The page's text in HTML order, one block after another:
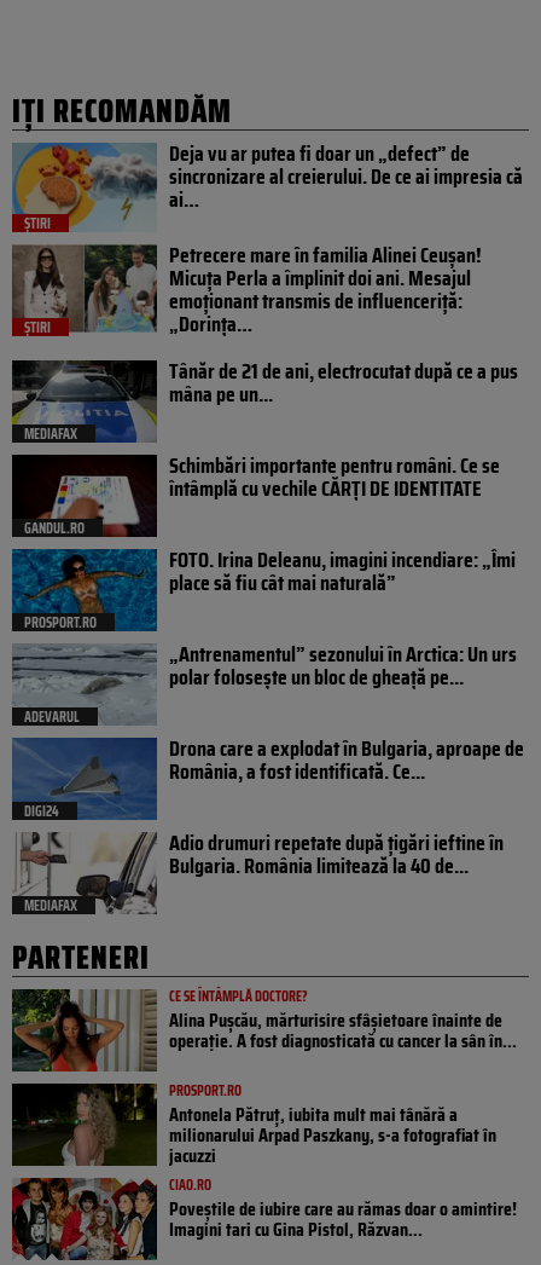
IȚI RECOMANDĂM
ȘTIRI
Deja vu ar putea fi doar un „defect” de
sincronizare al creierului. De ce ai impresia că
ai…
ȘTIRI
Petrecere mare în familia Alinei Ceușan!
Micuța Perla a împlinit doi ani. Mesajul
emoționant transmis de influenceriță:
„Dorința…
MEDIAFAX
Tânăr de 21 de ani, electrocutat după ce a pus
mâna pe un...
GANDUL.RO
Schimbări importante pentru români. Ce se
întâmplă cu vechile CĂRȚI DE IDENTITATE
PROSPORT.RO
FOTO. Irina Deleanu, imagini incendiare: „Îmi
place să fiu cât mai naturală”
ADEVARUL
„Antrenamentul” sezonului în Arctica: Un urs
polar folosește un bloc de gheață pe...
DIGI24
Drona care a explodat în Bulgaria, aproape de
România, a fost identificată. Ce...
MEDIAFAX
Adio drumuri repetate după țigări ieftine în
Bulgaria. România limitează la 40 de...
PARTENERI
CE SE ÎNTÂMPLĂ DOCTORE?
Alina Pușcău, mărturisire sfâșietoare înainte de
operație. A fost diagnosticată cu cancer la sân în...
PROSPORT.RO
Antonela Pătruț, iubita mult mai tânără a
milionarului Arpad Paszkany, s-a fotografiat în
jacuzzi
CIAO.RO
Poveştile de iubire care au rămas doar o amintire!
Imagini tari cu Gina Pistol, Răzvan...